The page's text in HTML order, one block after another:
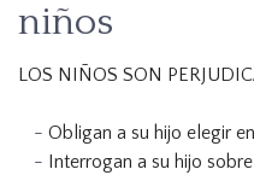
niños
LOS NIÑOS SON
Obligan a su hijo elegir
Interrogan a su hijo